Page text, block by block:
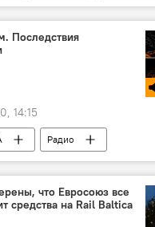
Последствия
14:15
Радио
что Евросоюз все
средства на Rail Baltica